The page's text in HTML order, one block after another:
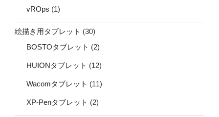
vROps (1)
絵描き用タブレット (30)
BOSTOタブレット (2)
HUIONタブレット (12)
Wacomタブレット (11)
XP-Penタブレット (2)